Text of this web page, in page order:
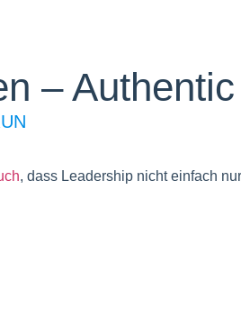
–
, dass Leadership nicht einfach